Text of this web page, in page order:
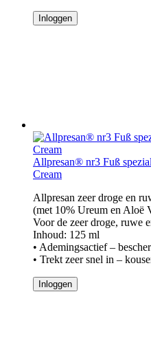
Inloggen
Allpresan® nr3 Fuß
Cream
Allpresan zeer droge en
(met 10% Ureum en Aloë
Voor de zeer droge, ruwe
Inhoud: 125 ml
• Ademingsactief –
• Trekt zeer snel in –
Inloggen